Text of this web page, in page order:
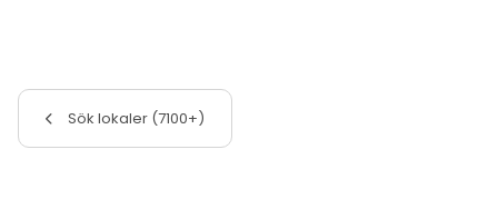
Sök lokaler (7100+)